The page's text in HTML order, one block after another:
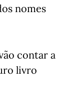
nomes
contar a
livro